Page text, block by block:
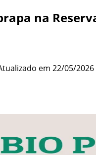
na
em 22/05/2026